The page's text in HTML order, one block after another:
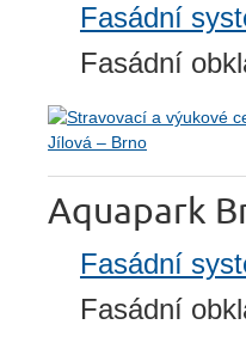
Fasádní
Fasádní
Aquapark
Fasádní
Fasádní